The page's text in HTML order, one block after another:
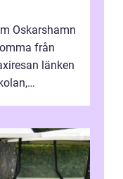
Oskarshamn
från
länken